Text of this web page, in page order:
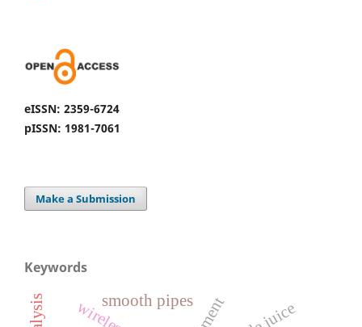
eISSN: 2359-6724
pISSN: 1981-7061
Make a Submission
Keywords
smooth pipes